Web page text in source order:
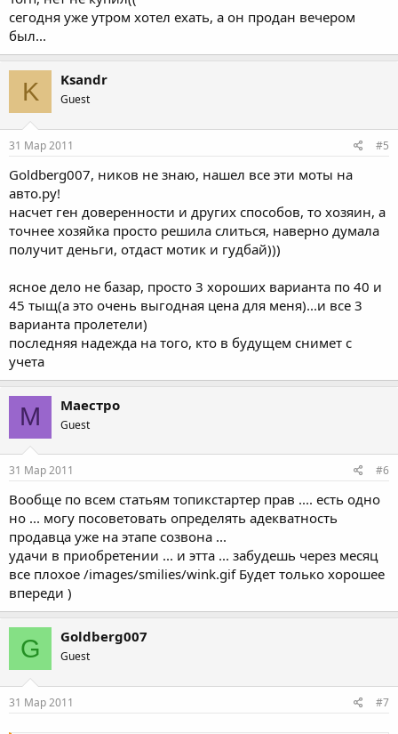
сегодня уже утром хотел ехать, а он продан вечером
был...
K Ksandr
Guest
31 Мар 2011 #5
Goldberg007, ников не знаю, нашел все эти моты на
авто.ру!
насчет ген доверенности и других способов, то хозяин, а
точнее хозяйка просто решила слиться, наверно думала
получит деньги, отдаст мотик и гудбай)))
ясное дело не базар, просто 3 хороших варианта по 40 и
45 тыщ(а это очень выгодная цена для меня)...и все 3
варианта пролетели)
последняя надежда на того, кто в будущем снимет с
учета
М Маестро
Guest
31 Мар 2011 #6
Вообще по всем статьям топикстартер прав .... есть одно
но ... могу посоветовать определять адекватность
продавца уже на этапе созвона ...
удачи в приобретении ... и этта ... забудешь через месяц
все плохое /images/smilies/wink.gif Будет только хорошее
впереди )
G Goldberg007
Guest
31 Мар 2011 #7